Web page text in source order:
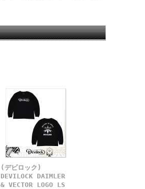
(デビロック)
DEVILOCK DAIMLER
& VECTOR LOGO LS